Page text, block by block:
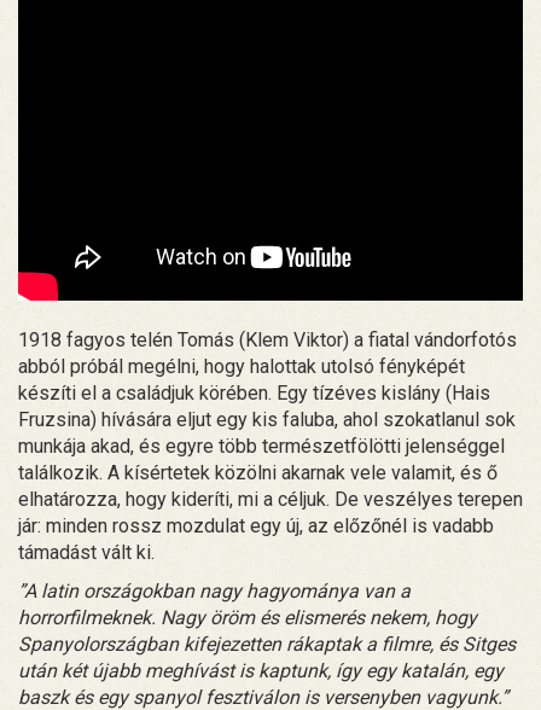
1918 fagyos telén Tomás (Klem Viktor) a fiatal vándorfotós
abból próbál megélni, hogy halottak utolsó fényképét
készíti el a családjuk körében. Egy tízéves kislány (Hais
Fruzsina) hívására eljut egy kis faluba, ahol szokatlanul sok
munkája akad, és egyre több természetfölötti jelenséggel
találkozik. A kísértetek közölni akarnak vele valamit, és ő
elhatározza, hogy kideríti, mi a céljuk. De veszélyes terepen
jár: minden rossz mozdulat egy új, az előzőnél is vadabb
támadást vált ki.
”A latin országokban nagy hagyománya van a
horrorfilmeknek. Nagy öröm és elismerés nekem, hogy
Spanyolországban kifejezetten rákaptak a filmre, és Sitges
után két újabb meghívást is kaptunk, így egy katalán, egy
baszk és egy spanyol fesztiválon is versenyben vagyunk.”